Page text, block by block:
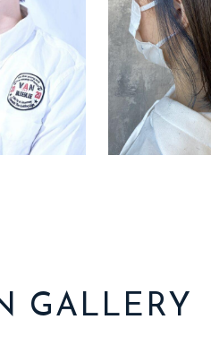
GALLERY